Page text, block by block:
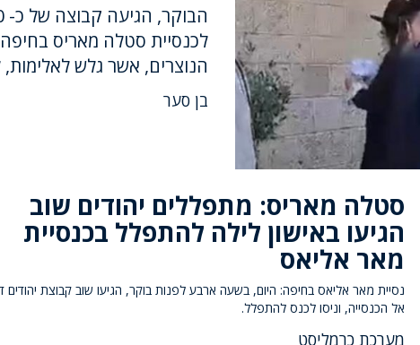
לכנסיית סטלה מאריס
הנוצרים, אשר גלש
בן סער
סטלה מאריס: מתפללים יהודים שוב
הגיעו באישון לילה להתפלל בכנסיית
מאר אליאס
נסיית מאר אליאס בחיפה: היום, בשעה ארבע לפנות בוקר, הגיעו שוב קבוצת יהודים
אל הכנסייה, וניסו לכנס להתפלל.
מערכת כרמליסט